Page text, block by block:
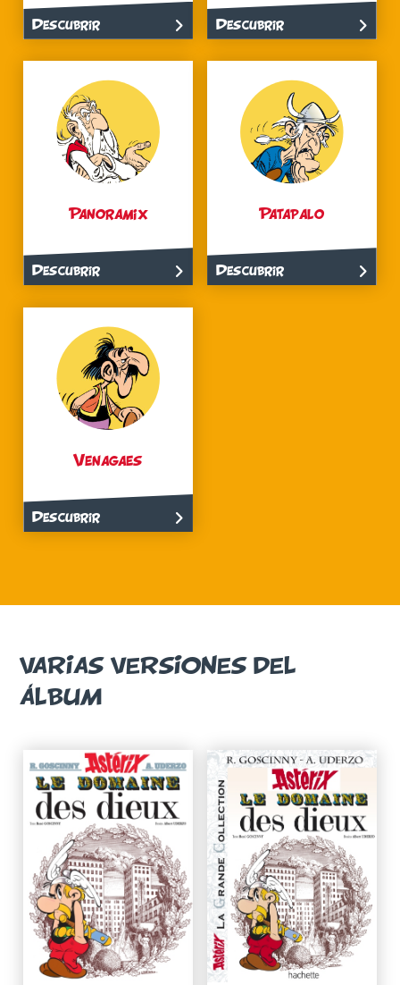
Descubrir Descubrir
Panoramix
Descubrir
Patapalo
Descubrir
Venagaes
Descubrir
VARIAS VERSIONES DEL
ÁLBUM